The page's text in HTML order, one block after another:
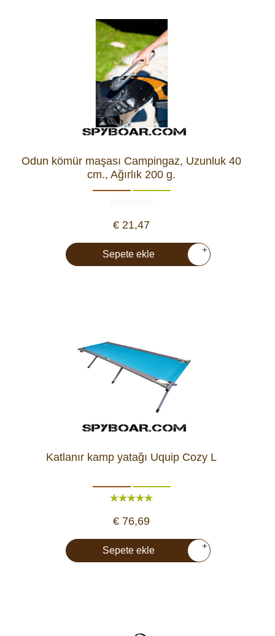
Odun kömür maşası Campingaz, Uzunluk 40
cm., Ağırlık 200 g.
€ 21,47
Sepete ekle +
Katlanır kamp yatağı Uquip Cozy L
€ 76,69
Sepete ekle +